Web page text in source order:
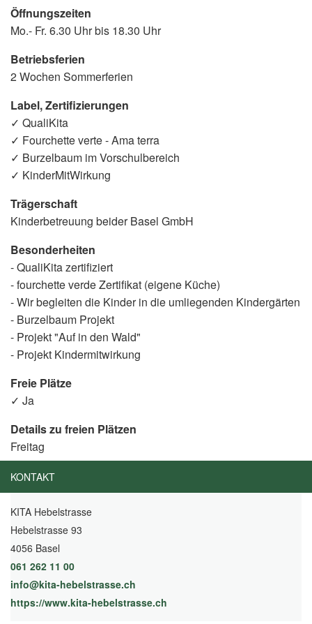
Öffnungszeiten
Mo.- Fr. 6.30 Uhr bis 18.30 Uhr
Betriebsferien
2 Wochen Sommerferien
Label, Zertifizierungen
✓ QualiKita
✓ Fourchette verte - Ama terra
✓ Burzelbaum im Vorschulbereich
✓ KinderMitWirkung
Trägerschaft
Kinderbetreuung beider Basel GmbH
Besonderheiten
- QualiKita zertifiziert
- fourchette verde Zertifikat (eigene Küche)
- Wir begleiten die Kinder in die umliegenden Kindergärten
- Burzelbaum Projekt
- Projekt "Auf in den Wald"
- Projekt Kindermitwirkung
Freie Plätze
✓ Ja
Details zu freien Plätzen
Freitag
KONTAKT
KITA Hebelstrasse
Hebelstrasse 93
4056 Basel
061 262 11 00
info@kita-hebelstrasse.ch
https://www.kita-hebelstrasse.ch